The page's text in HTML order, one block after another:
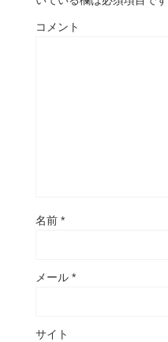
コメント
名前 *
メール *
サイト